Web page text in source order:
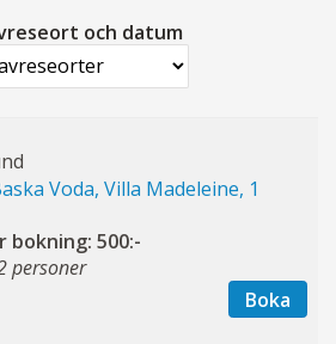
och datum
Voda, Villa Madeleine, 1
500:-
personer
Boka